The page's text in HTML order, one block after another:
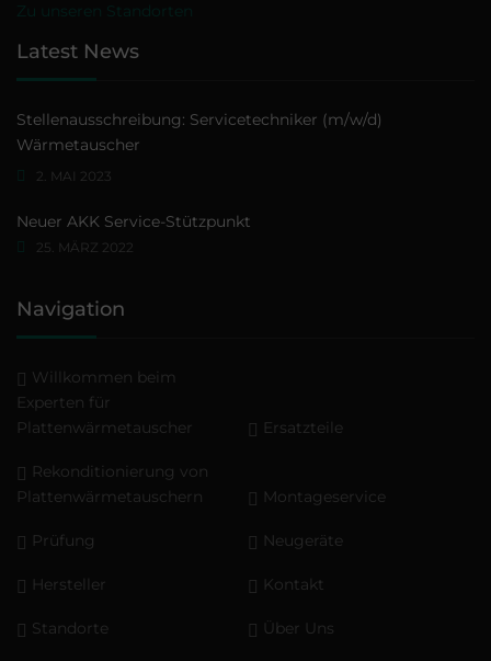
Zu unseren Standorten
Latest News
Stellenausschreibung: Servicetechniker (m/w/d)
Wärmetauscher
2. MAI 2023
Neuer AKK Service-Stützpunkt
25. MÄRZ 2022
Navigation
Willkommen beim
Experten für
Plattenwärmetauscher
Ersatzteile
Rekonditionierung von
Plattenwärmetauschern
Montageservice
Prüfung Neugeräte
Hersteller Kontakt
Standorte Über Uns